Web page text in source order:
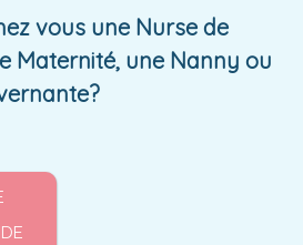
vous une Nurse de
Maternité, une Nanny ou